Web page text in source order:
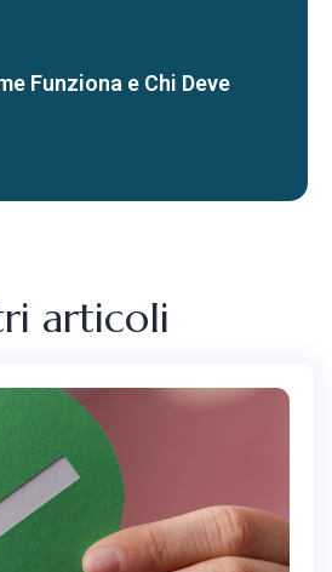
Funziona e Chi Deve
articoli